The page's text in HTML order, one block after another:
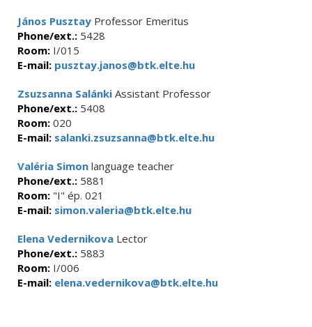
János Pusztay Professor Emeritus
Phone/ext.: 5428
Room: I/015
E-mail: pusztay.janos@btk.elte.hu
Zsuzsanna Salánki Assistant Professor
Phone/ext.: 5408
Room: 020
E-mail: salanki.zsuzsanna@btk.elte.hu
Valéria Simon language teacher
Phone/ext.: 5881
Room: "I" ép. 021
E-mail: simon.valeria@btk.elte.hu
Elena Vedernikova Lector
Phone/ext.: 5883
Room: I/006
E-mail: elena.vedernikova@btk.elte.hu